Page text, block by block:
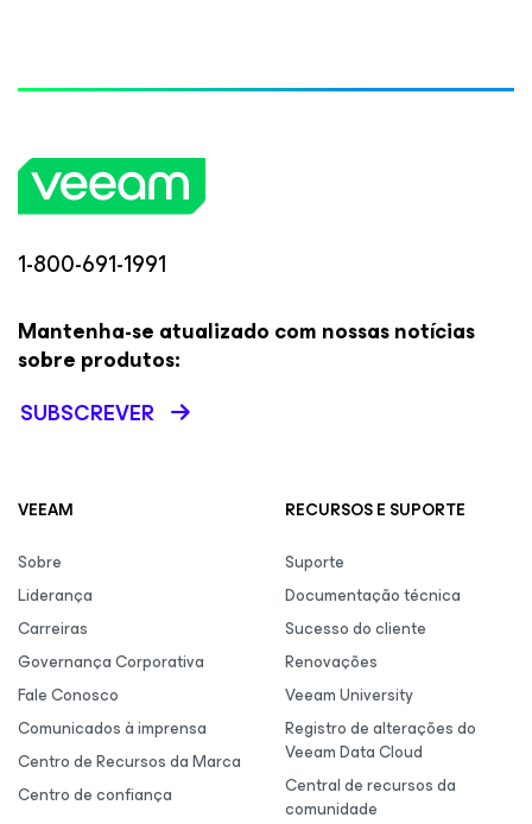
1-800-691-1991
Mantenha-se atualizado com nossas notícias
sobre produtos:
SUBSCREVER
VEEAM
Sobre
Liderança
Carreiras
Governança Corporativa
Fale Conosco
Comunicados à imprensa
Centro de Recursos da Marca
Centro de confiança
RECURSOS E SUPORTE
Suporte
Documentação técnica
Sucesso do cliente
Renovações
Veeam University
Registro de alterações do
Veeam Data Cloud
Central de recursos da
comunidade